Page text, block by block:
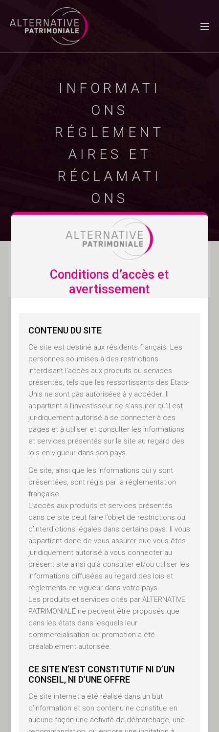
INFORMATI
ONS
RÉGLEMENT
AIRES ET
RÉCLAMATI
ONS
Conditions
d’accès et
avertissement
CONTENU DU
SITE
Ce site est destiné aux résidents
français. Les personnes
soumises à des restrictions
interdisant l’accès aux produits
ou services présentés, tels que
les ressortissants des Etats-Unis
ne sont pas autorisés à y
accéder. Il appartient à
l’investisseur de s’assurer qu’il
est juridiquement autorisé à se
connecter à ces pages et à
utiliser et consulter les
informations et services
présentés sur le site au regard
des lois en vigueur dans son
pays.
Ce site, ainsi que les
informations qui y sont
présentées, sont régis par la
L’accès aux produits et services
l’objet de restrictions ou
d’interdictions légales dans
certains pays. Il vous appartient
Conditions d’accès et
avertissement
CONTENU DU SITE
Ce site est destiné aux résidents français. Les
personnes soumises à des restrictions
interdisant l’accès aux produits ou services
présentés, tels que les ressortissants des Etats-
Unis ne sont pas autorisées à y accéder. Il
appartient à l’investisseur de s’assurer qu’il est
juridiquement autorisé à se connecter à ces
pages et à utiliser et consulter les informations
et services présentés sur le site au regard des
lois en vigueur dans son pays.
Ce site, ainsi que les informations qui y sont
présentées, sont régis par la réglementation
française.
L’accès aux produits et services présentés
dans ce site peut faire l’objet de restrictions ou
d’interdictions légales dans certains pays. Il vous
appartient donc de vous assurer que vous êtes
juridiquement autorisé à vous connecter au
présent site ainsi qu’à consulter et/ou utiliser les
informations diffusées au regard des lois et
règlements en vigueur dans votre pays.
Les produits et services cités par ALTERNATIVE
PATRIMONIALE ne peuvent être proposés que
dans les états dans lesquels leur
commercialisation ou promotion a été
préalablement autorisée.
CE SITE N’EST CONSTITUTIF NI D’UN
CONSEIL, NI D’UNE OFFRE
Ce site internet a été réalisé dans un but
d’information et son contenu ne constitue en
aucune façon une activité de démarchage, une